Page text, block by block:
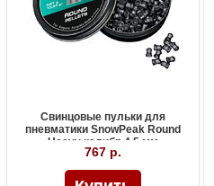
Свинцовые пульки для
пневматики SnowPeak Round
Heavy калибр 4.5 мм
767 р.